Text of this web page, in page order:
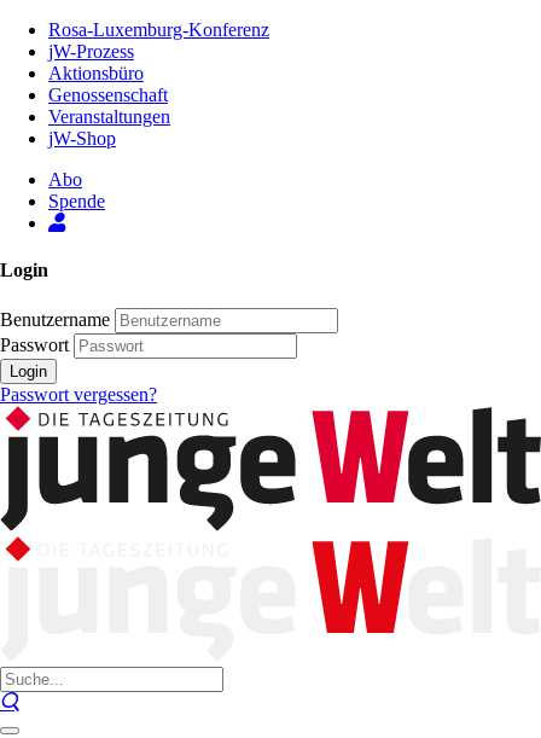
Inhalt
Seite
Rosa-Luxemburg-Konferenz
jW-Prozess
Aktionsbüro
Genossenschaft
Veranstaltungen
jW-Shop
Abo
Spende
Login
Benutzername
Passwort
Login
Passwort vergessen?